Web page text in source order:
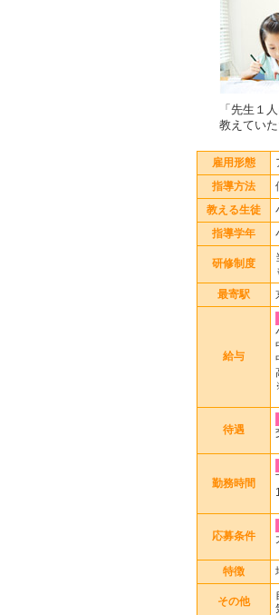
「先生１
教えてい
雇用形態
指導方法
教える生徒
指導学年
研修制度
最寄駅
給与
待遇
勤務時間
応募条件
特徴
その他